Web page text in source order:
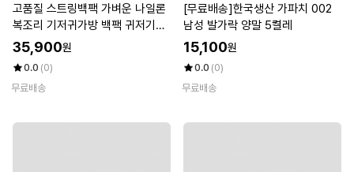
고품질 스트링백팩 가벼운 나일론
복조리 기저귀가방 백팩 귀저기가
방백팩 (WE1D1EB)
35,900원
0.0 (0)
무료배송
[무료배송]한국생산 가파치 002
남성 발가락 양말 5켤레
15,100원
0.0 (0)
무료배송